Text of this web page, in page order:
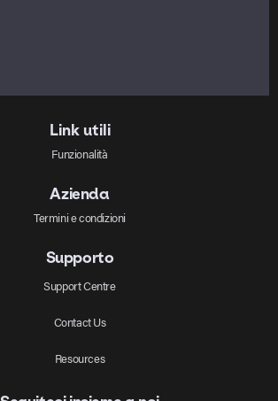
Link utili
Funzionalità
Azienda
Termini e condizioni
Supporto
Support Centre
Contact Us
Resources